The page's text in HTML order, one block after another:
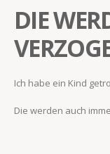
DIE
Ich habe ein Kind
Die werden auch